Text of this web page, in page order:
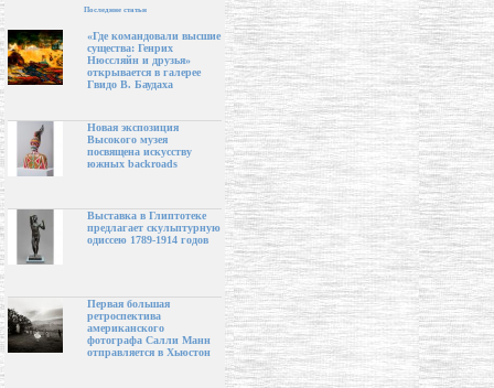
Последние статьи
«Где командовали высшие
существа: Генрих
Нюссляйн и друзья»
открывается в галерее
Гвидо В. Баудаха
Новая экспозиция
Высокого музея
посвящена искусству
южных backroads
Выставка в Глиптотеке
предлагает скульптурную
одиссею 1789-1914 годов
Первая большая
ретроспектива
американского
фотографа Салли Манн
отправляется в Хьюстон